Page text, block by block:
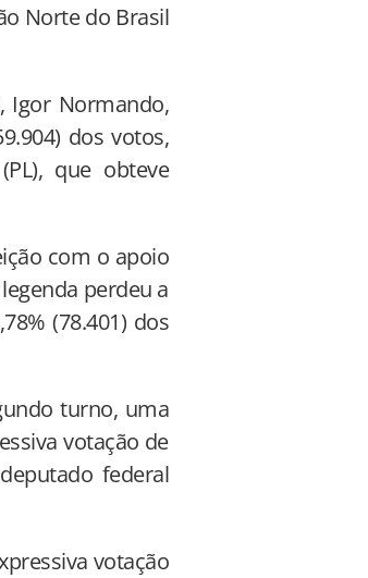
Norte do Brasil
Igor Normando,
dos votos,
que obteve
com o apoio
perdeu a
(78.401) dos
turno, uma
votação de
federal
votação